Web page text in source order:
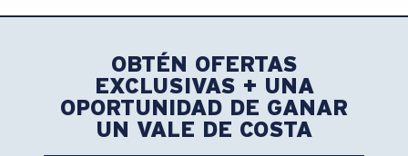
OBTÉN OFERTAS
EXCLUSIVAS + UNA
OPORTUNIDAD DE GANAR
UN VALE DE COSTA